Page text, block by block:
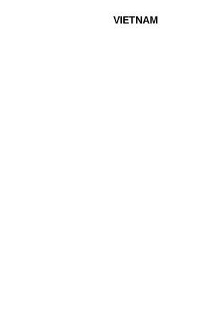
VIETNAM